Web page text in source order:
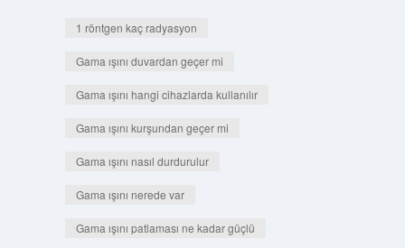
1 röntgen kaç radyasyon
Gama ışını duvardan geçer mi
Gama ışını hangi cihazlarda kullanılır
Gama ışını kurşundan geçer mi
Gama ışını nasıl durdurulur
Gama ışını nerede var
Gama ışını patlaması ne kadar güçlü